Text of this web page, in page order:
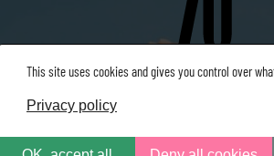
This site uses cookies and gives you control over
Privacy policy